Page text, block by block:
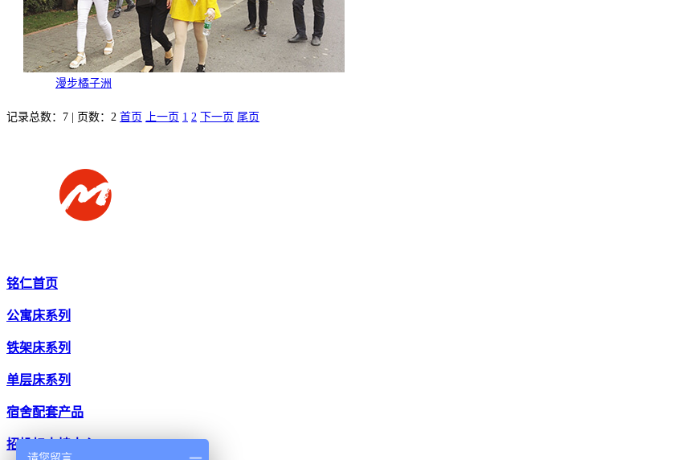
漫步橘子洲
记录总数：7 | 页数：2 首页 上一页 1 2 下一页 尾页
铭仁首页
公寓床系列
铁架床系列
单层床系列
宿舍配套产品
招投标支持中心